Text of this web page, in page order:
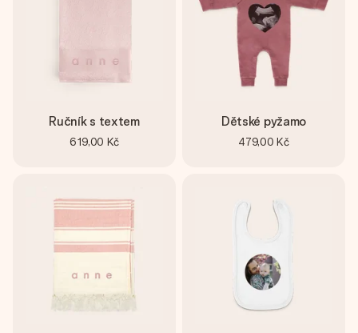
Ručník s textem
619,00 Kč
Dětské pyžamo
479,00 Kč